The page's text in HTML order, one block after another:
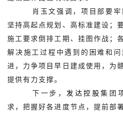
肖玉文强调，项目部要
坚持高起点规划、高标准建设；
施工要求倒排工期、挂图作战；
解决施工过程中遇到的困难和
进，力争项目早日建成使用，为
提供有力支撑。
下一步， 发达控股集团
求，把握好各进度节点，提前部